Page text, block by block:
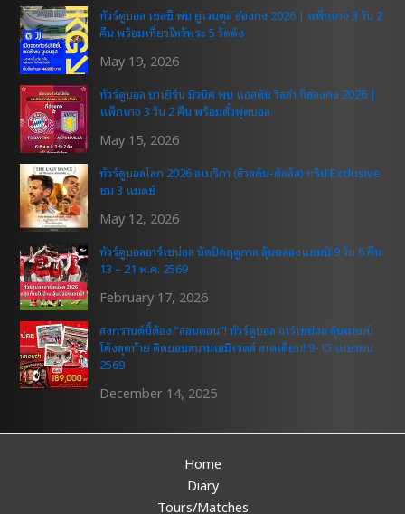
ทัวร์ดูบอล เชลซี พบ ยูเวนตุส ฮ่องกง 2026 | แพ็กเกจ 3 วัน 2
คืน พร้อมเที่ยวไหว้พระ 5 วัดดัง
May 19, 2026
ทัวร์ดูบอล บาเยิร์น มิวนิค พบ แอสตัน วิลล่า ที่ฮ่องกง 2026 |
แพ็กเกจ 3 วัน 2 คืน พร้อมตั๋วฟุตบอล
May 15, 2026
ทัวร์ดูบอลโลก 2026 อเมริกา (ฮิวสตัน-ดัลลัส) ทริป Exclusive
ชม 3 แมตช์
May 12, 2026
ทัวร์ดูบอลอาร์เซน่อล นัดปิดฤดูกาล ลุ้นฉลองแชมป์ 9 วัน 6 คืน
13 – 21 พ.ค. 2569
February 17, 2026
สงกรานต์นี้ต้อง “ลอนดอน”! ทัวร์ดูบอล อาร์เซน่อล ลุ้นแชมป์
โค้งสุดท้าย ติดขอบสนามเอมิเรตส์ สเตเดียม! 9-15 เมษายน
2569
December 14, 2025
Home
Diary
Tours/Matches